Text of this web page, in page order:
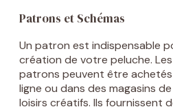
Patrons et Schémas
Un patron est indispensable
création de votre peluche. Les
patrons peuvent être
ligne ou dans des magasins de
loisirs créatifs. Ils fournissent